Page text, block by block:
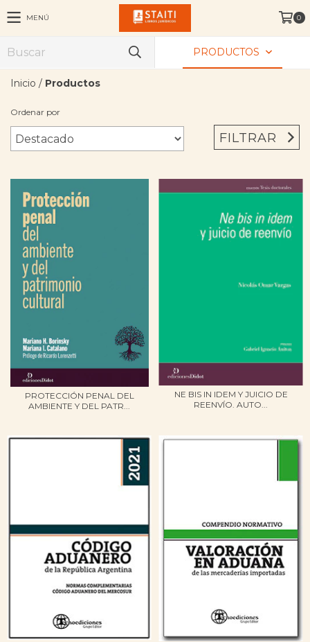
MENÚ 0
PRODUCTOS
Inicio / Productos
Ordenar por
FILTRAR
PROTECCIÓN PENAL DEL
AMBIENTE Y DEL PATR...
NE BIS IN IDEM Y JUICIO DE
REENVÍO. AUTO...